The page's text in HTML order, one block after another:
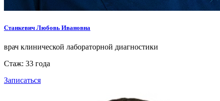
Станкевич Любовь Ивановна
врач клинической лабораторной диагностики
Стаж: 33 года
Записаться